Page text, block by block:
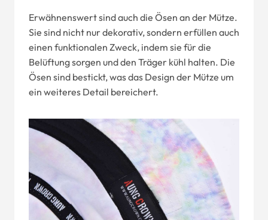
Erwähnenswert sind auch die Ösen an der Mütze.
Sie sind nicht nur dekorativ, sondern erfüllen auch
einen funktionalen Zweck, indem sie für die
Belüftung sorgen und den Träger kühl halten. Die
Ösen sind bestickt, was das Design der Mütze um
ein weiteres Detail bereichert.